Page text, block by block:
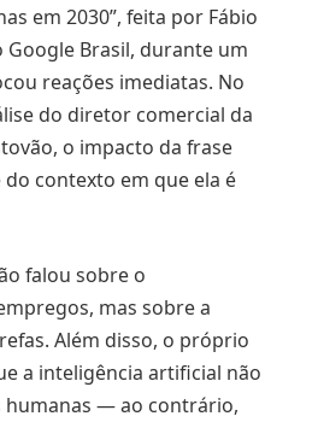
em 2030”, feita por Fábio
Google Brasil, durante um
reações imediatas. No
do diretor comercial da
o impacto da frase
contexto em que ela é
falou sobre o
mas sobre a
Além disso, o próprio
a inteligência artificial não
humanas — ao contrário,